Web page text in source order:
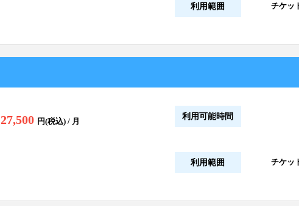
利用範囲 チケッ
27,500 円(税込) / 月
利用可能時間
利用範囲 チケッ